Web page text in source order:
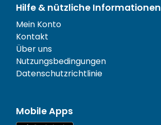
Hilfe & nützliche Informationen
Mein Konto
Kontakt
Über uns
Nutzungsbedingungen
Datenschutzrichtlinie
Mobile Apps